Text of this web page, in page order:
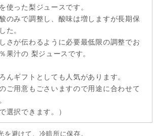
使った梨ジュースです。
のみで調整し、酸味は増しますが長期保
た。
さが伝わるように必要最低限の調整でお
果汁の 梨ジュースです。
んギフトとしても人気があります。
ご用意もごさいますので用途に合わせて
選択できます。）
避けて、冷暗所に保存。